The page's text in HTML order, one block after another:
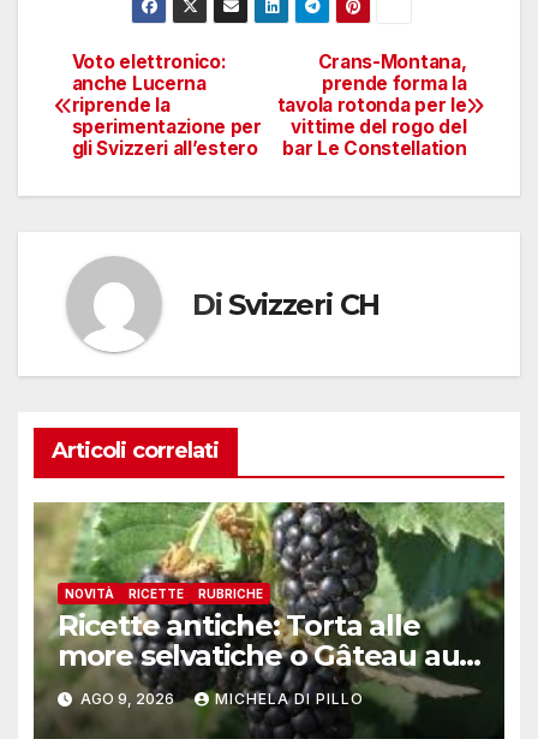
Navigazione
articoli
Crans-Montana,
prende forma la
tavola rotonda per le
vittime del rogo del
bar Le Constellation
Voto elettronico:
anche Lucerna
riprende la
sperimentazione per
gli Svizzeri all’estero
Di Svizzeri CH
Articoli correlati
NOVITÀ RICETTE RUBRICHE
Ricette antiche: Torta alle
more selvatiche o Gâteau au
mȗres sauvages
AGO 9, 2026 MICHELA DI PILLO